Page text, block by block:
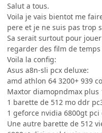
Salut a tous.
Voila je vais bientot me
pere et je ne suis pas trop
Sa serait surtout pour
regarder des film de
Voila la config:
Asus a8n-sli pcx deluxe:
amd athlon 64 3200+ 939
Maxtor diamopndmax plus
1 barette de 512 mo ddr
1 geforce nvidia 6800gt
Une autre barette de 512